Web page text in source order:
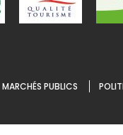
MARCHÉS PUBLICS